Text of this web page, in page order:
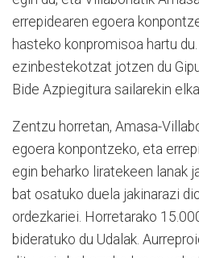
errepidearen egoera
hasteko konpromisoa hartu
ezinbestekotzat jotzen du
Bide Azpiegitura sailarekin
Zentzu horretan, Amasa-
egoera konpontzeko, eta
egin beharko liratekeen lanak
bat osatuko duela jakinarazi
ordezkariei. Horretarako
bideratuko du Udalak.